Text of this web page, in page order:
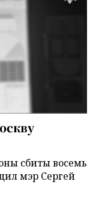
сбиты восемь
мэр Сергей